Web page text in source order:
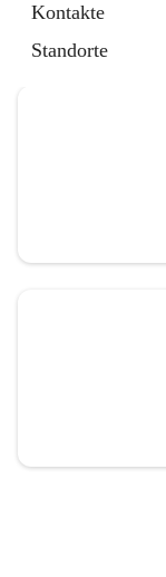
Kontakte
Standorte